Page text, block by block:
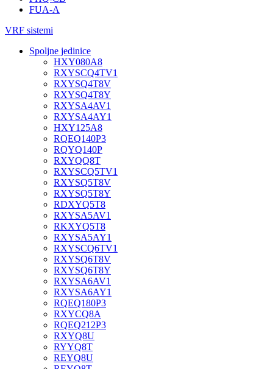
FUA-A
VRF sistemi
Spoljne jedinice
HXY080A8
RXYSCQ4TV1
RXYSQ4T8V
RXYSQ4T8Y
RXYSA4AV1
RXYSA4AY1
HXY125A8
RQEQ140P3
RQYQ140P
RXYQQ8T
RXYSCQ5TV1
RXYSQ5T8V
RXYSQ5T8Y
RDXYQ5T8
RXYSA5AV1
RKXYQ5T8
RXYSA5AY1
RXYSCQ6TV1
RXYSQ6T8V
RXYSQ6T8Y
RXYSA6AV1
RXYSA6AY1
RQEQ180P3
RXYCQ8A
RQEQ212P3
RXYQ8U
RYYQ8T
REYQ8U